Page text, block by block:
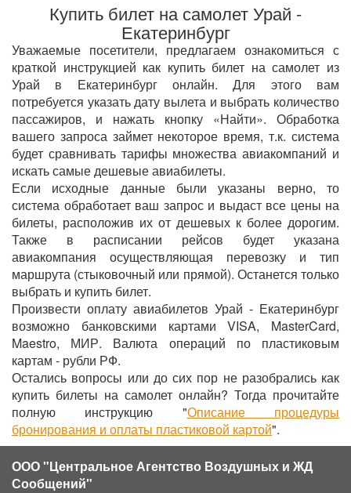
Купить билет на самолет Урай -
Екатеринбург
Уважаемые посетители, предлагаем ознакомиться с
краткой инструкцией как купить билет на самолет из
Урай в Екатеринбург онлайн. Для этого вам
потребуется указать дату вылета и выбрать количество
пассажиров, и нажать кнопку «Найти». Обработка
вашего запроса займет некоторое время, т.к. система
будет сравнивать тарифы множества авиакомпаний и
искать самые дешевые авиабилеты.
Если исходные данные были указаны верно, то
система обработает ваш запрос и выдаст все цены на
билеты, расположив их от дешевых к более дорогим.
Также в расписании рейсов будет указана
авиакомпания осуществляющая перевозку и тип
маршрута (стыковочный или прямой). Останется только
выбрать и купить билет.
Произвести оплату авиабилетов Урай - Екатеринбург
возможно банковскими картами VISA, MasterCard,
Maestro, МИР. Валюта операций по пластиковым
картам - рубли РФ.
Остались вопросы или до сих пор не разобрались как
купить билеты на самолет онлайн? Тогда прочитайте
полную инструкцию "Описание процедуры
бронирования и оплаты пластиковой картой".
ООО "Центральное Агентство Воздушных и ЖД
Сообщений"